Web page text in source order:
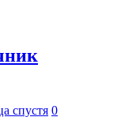
спустя 0